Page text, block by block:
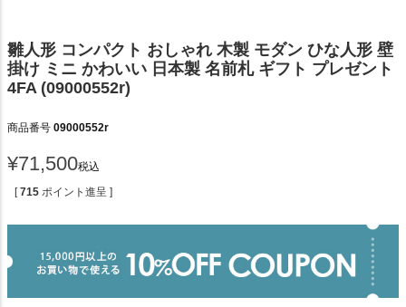
雛人形 コンパクト おしゃれ 木製 モダン ひな人形 壁
掛け ミニ かわいい 日本製 名前札 ギフト プレゼント
4FA (09000552r)
商品番号 09000552r
¥71,500税込
[ 715 ポイント進呈 ]